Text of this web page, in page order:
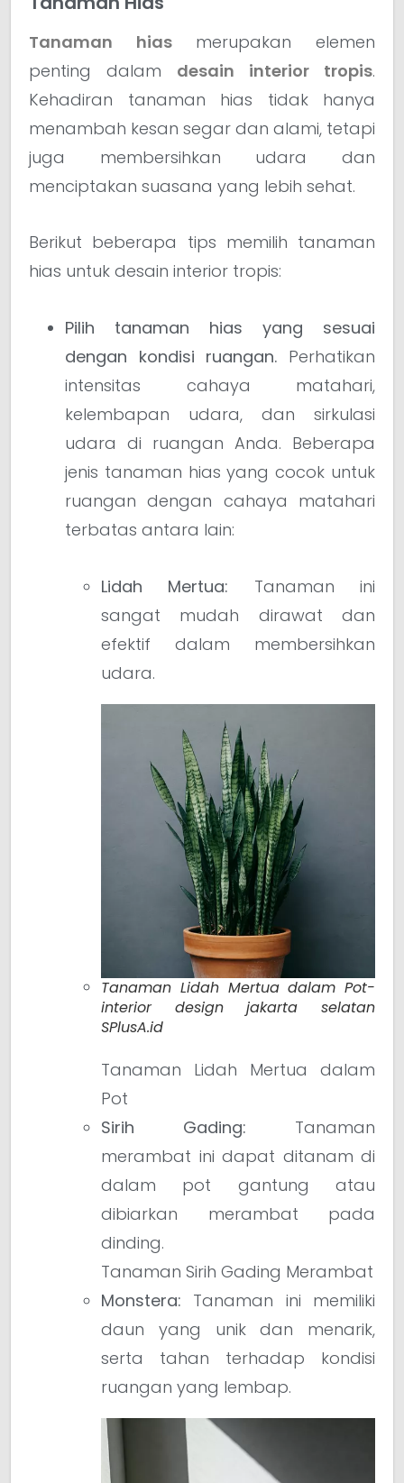
Tanaman hiasmerupakan elemen
penting dalam desain interior tropis.
Kehadiran tanaman hias tidak hanya
menambah kesan segar dan alami, tetapi
juga membersihkan udara dan
menciptakan suasana yang lebih sehat.
Berikut beberapa tips memilih tanaman
hias untuk desain interior tropis:
Pilih tanaman hias yang sesuai
dengan kondisi ruangan. Perhatikan
intensitas cahaya matahari,
kelembapan udara, dan sirkulasi
udara di ruangan Anda. Beberapa
jenis tanaman hias yang cocok untuk
ruangan dengan cahaya matahari
terbatas antara lain:
Lidah Mertua: Tanaman ini
sangat mudah dirawat dan
efektif dalam membersihkan
udara.
Tanaman Lidah Mertua dalam Pot-
interior design jakarta selatan
SPlusA.id
Tanaman Lidah Mertua dalam
Pot
Sirih Gading: Tanaman
merambat ini dapat ditanam di
dalam pot gantung atau
dibiarkan merambat pada
dinding.
Tanaman Sirih Gading Merambat
Monstera: Tanaman ini memiliki
daun yang unik dan menarik,
serta tahan terhadap kondisi
ruangan yang lembap.